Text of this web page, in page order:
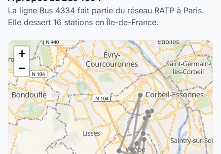
La ligne Bus 4334 fait partie du réseau RATP à Paris.
Elle dessert 16 stations en Île-de-France.
+
−